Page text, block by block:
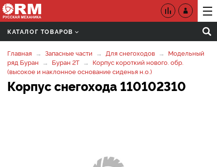
КАТАЛОГ ТОВАРОВ
Главная Запасные части Для снегоходов
Модельный
ряд Буран
Буран 2Т
Корпус короткий нового. обр.
(высокое и наклонное основание сиденья н.о.)
Корпус снегохода 110102310